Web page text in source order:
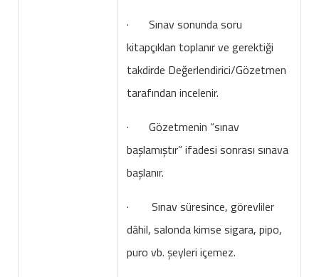
· Sınav sonunda soru
kitapçıkları toplanır ve gerektiği
takdirde Değerlendirici/Gözetmen
tarafından incelenir.
· Gözetmenin “sınav
başlamıştır” ifadesi sonrası sınava
başlanır.
· Sınav süresince, görevliler
dâhil, salonda kimse sigara, pipo,
puro vb. şeyleri içemez.